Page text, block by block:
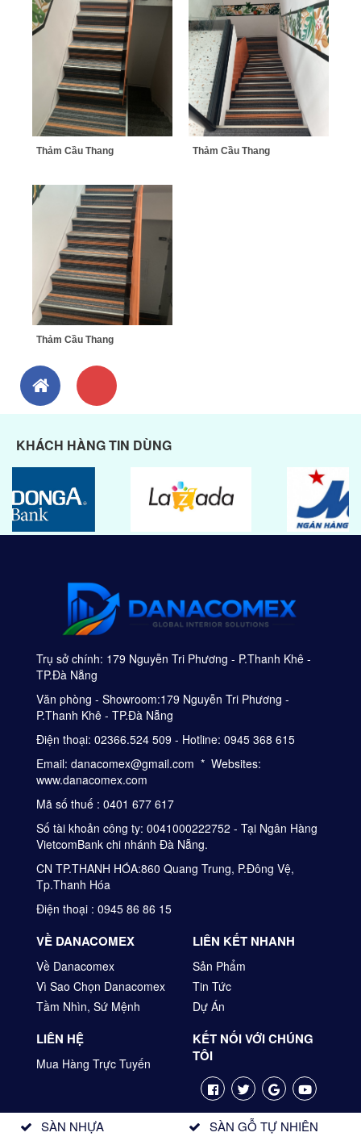
Thảm Cầu Thang Thảm Cầu Thang
Thảm Cầu Thang
KHÁCH HÀNG TIN DÙNG
Trụ sở chính: 179 Nguyễn Tri Phương - P.Thanh Khê -
TP.Đà Nẵng
Văn phòng - Showroom:179 Nguyễn Tri Phương -
P.Thanh Khê - TP.Đà Nẵng
Điện thoại: 02366.524 509 - Hotline: 0945 368 615
Email: danacomex@gmail.com * Websites:
www.danacomex.com
Mã số thuế : 0401 677 617
Số tài khoản công ty: 0041000222752 - Tại Ngân Hàng
VietcomBank chi nhánh Đà Nẵng.
CN TP.THANH HÓA:860 Quang Trung, P.Đông Vệ,
Tp.Thanh Hóa
Điện thoại : 0945 86 86 15
VỀ DANACOMEX
Về Danacomex
Vì Sao Chọn Danacomex
Tầm Nhìn, Sứ Mệnh
LIÊN HỆ
Mua Hàng Trực Tuyến
LIÊN KẾT NHANH
Sản Phẩm
Tin Tức
Dự Án
KẾT NỐI VỚI CHÚNG
TÔI
SÀN NHỰA
SÀN GỖ TỰ NHIÊN